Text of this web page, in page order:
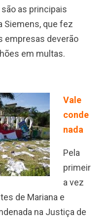
são as principais
Siemens, que fez
empresas deverão
em multas.
Vale
conde
nada
Pela
primeir
a vez
de Mariana e
na Justiça de